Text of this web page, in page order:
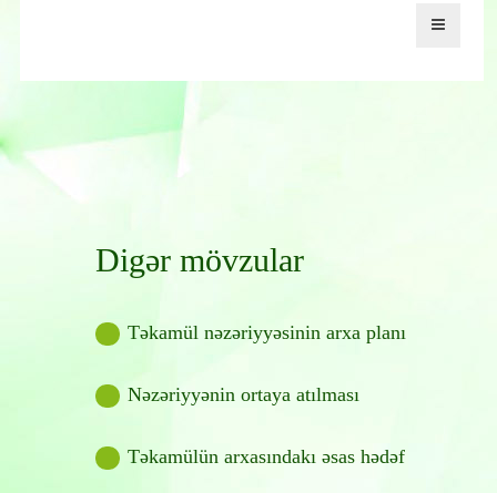
Digər mövzular
Təkamül nəzəriyyəsinin arxa planı
Nəzəriyyənin ortaya atılması
Təkamülün arxasındakı əsas hədəf